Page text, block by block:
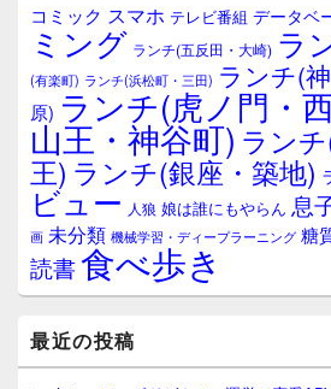
ア
コミック スマホ テレビ番組 データベ
ミング ランチ(五反田・大崎) ラ
(有楽町) ランチ(浜松町・三田) ランチ(
原) ランチ(虎ノ門・
山王・神谷町) ラン
王) ランチ(銀座・築地)
ビュー 人狼 娘は誰にもやらん 息
画 未分類 機械学習・ディープラーニング 糖
読書食べ歩き
最近の投稿